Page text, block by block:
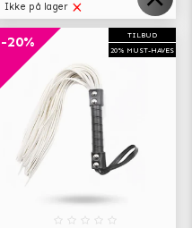
Ikke på lager
TILBUD
20% MUST-HAVES
-20%